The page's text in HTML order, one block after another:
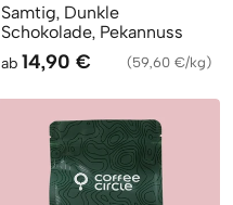
Samtig, Dunkle
Schokolade, Pekannuss
ab 14,90 € (59,60 €/kg)